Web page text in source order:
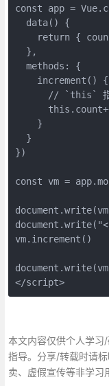
const app =
  data() {
return {
  },
  methods: {
    increment() {
// `this`
    }
  }
})
const vm =
vm.increment()
</script>
本文内容仅供个人学习
指导。分享/转载时请
卖、虚假宣传等非学习